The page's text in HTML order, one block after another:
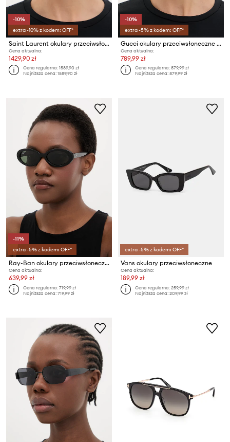
-10%
extra -10% z kodem: OFF*
Saint Laurent okulary przeciwsłoneczne damskie
Cena aktualna:
1429,90 zł
Cena regularna:1589,90 zł
Najniższa cena:1589,90 zł
-10%
extra -5% z kodem: OFF*
Gucci okulary przeciwsłoneczne damskie
Cena aktualna:
789,99 zł
Cena regularna:879,99 zł
Najniższa cena:879,99 zł
-11%
extra -5% z kodem: OFF*
Ray-Ban okulary przeciwsłoneczne damskie
Cena aktualna:
639,99 zł
Cena regularna:719,99 zł
Najniższa cena:719,99 zł
extra -5% z kodem: OFF*
Vans okulary przeciwsłoneczne
Cena aktualna:
189,99 zł
Cena regularna:259,99 zł
Najniższa cena:209,99 zł